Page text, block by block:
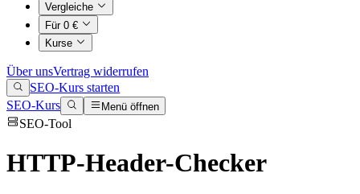
Vergleiche
Für 0 €
Kurse
Über unsVertrag widerrufen
SEO-Kurs starten
SEO-Kurs
Menü öffnen
SEO-Tool
HTTP-Header-Checker